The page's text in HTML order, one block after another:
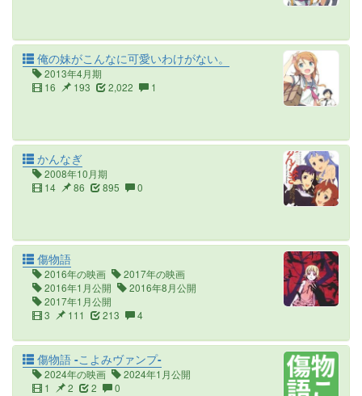
俺の妹がこんなに可愛いわけがない。
2013年4月期
16
193 2,022 1
かんなぎ
2008年10月期
14
86 895 0
傷物語
2016年の映画
2017年の映画
2016年1月公開
2016年8月公開
2017年1月公開
3
111 213 4
傷物語 -こよみヴァンプ-
2024年の映画
2024年1月公開
1
2 2 0